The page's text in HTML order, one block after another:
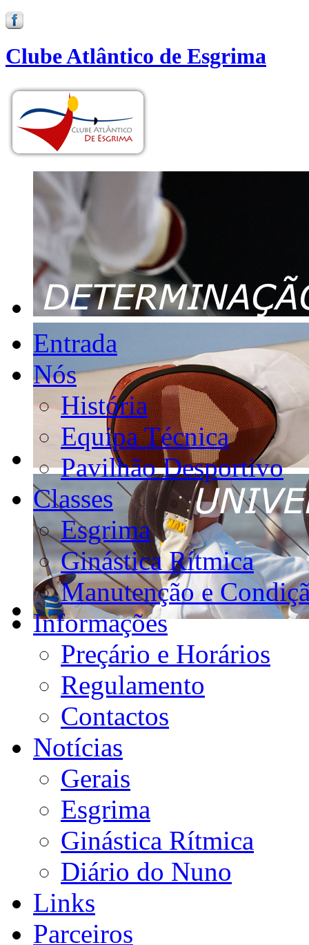
Clube Atlântico de Esgrima
Entrada
Nós
História
Equipa Técnica
Pavilhão Desportivo
Classes
Esgrima
Ginástica Rítmica
Manutenção e
Informações
Preçário e Horários
Regulamento
Contactos
Notícias
Gerais
Esgrima
Ginástica Rítmica
Diário do Nuno
Links
Parceiros